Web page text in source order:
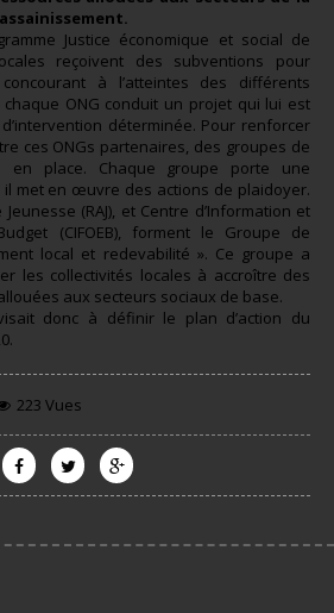
Justice économique et social de
reçoivent des subventions pour
à l’atteintes des différents
ONG conduit un projet qui lui est
déterminée. Pour renforcer
ces ONGs partenaires, des groupes de
en place. Chaque groupe porte une
met en œuvre des actions de plaidoyer.
(RAJ), et Centre d’Information et
(CIFOEB), forment le Groupe de
local et redevabilité ». Ce groupe a
les collectivités locales à accroître des
aux secteurs sociaux de base.
donc à définir le plan d’action du
223 Vues